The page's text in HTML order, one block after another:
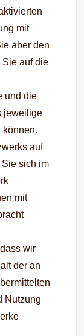
mit
aber den
Sie auf die
und die
jeweilige
können.
auf
Sie sich im
mit
wir
der an
Nutzung